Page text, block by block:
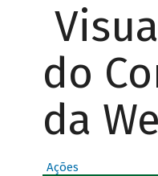
do
da
Ações